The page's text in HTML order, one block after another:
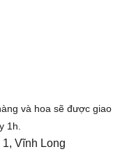
và hoa sẽ được giao
1h.
Vĩnh Long